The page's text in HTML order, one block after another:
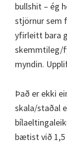
bullshit – ég
stjörnur sem
yfirleitt bara
skemmtileg/
myndin.
Það er ekki
skala/staðal
bætist við